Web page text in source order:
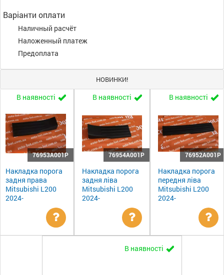
Варіанти оплати
Наличный расчёт
Наложенный платеж
Предоплата
НОВИНКИ!
В наявності
76953A001P
Накладка порога
задня права
Mitsubishi L200
2024-
Уточнити
В наявності
76954A001P
Накладка порога
задня ліва
Mitsubishi L200
2024-
Уточнити
ціну
В наявності
76952A001P
Накладка порога
передня ліва
Mitsubishi L200
2024-
В наявності